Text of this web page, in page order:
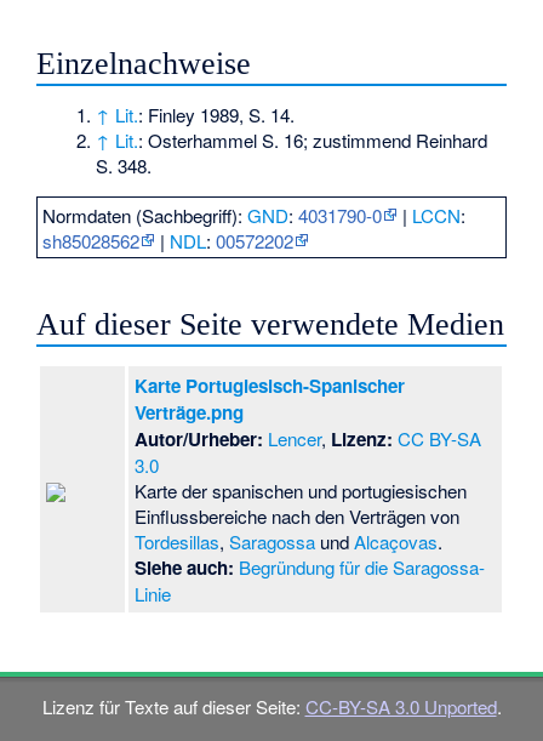
Einzelnachweise
↑ Lit.: Finley 1989, S. 14.
↑ Lit.: Osterhammel S. 16; zustimmend Reinhard
S. 348.
Normdaten (Sachbegriff):GND:4031790-0 | LCCN:
sh85028562
| NDL:00572202
Auf dieser Seite verwendete Medien
Karte Portugiesisch-Spanischer
Verträge.png
Autor/Urheber: Lencer, Lizenz: CC BY-SA
3.0
Karte der spanischen und portugiesischen
Einflussbereiche nach den Verträgen von
Tordesillas,Saragossa undAlcaçovas.
Siehe auch: Begründung für die Saragossa-
Linie
Lizenz für Texte auf dieser Seite: CC-BY-SA 3.0 Unported.